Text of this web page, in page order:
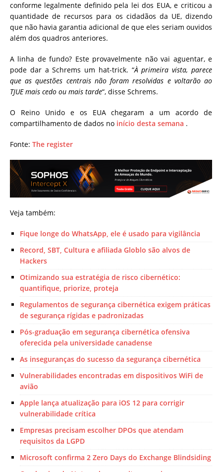
conforme legalmente definido pela lei dos EUA, e criticou a
quantidade de recursos para os cidadãos da UE, dizendo
que não havia garantia adicional de que eles seriam ouvidos
além dos quadros anteriores.
A linha de fundo? Este provavelmente não vai aguentar, e
pode dar a Schrems um hat-trick. “À primeira vista, parece
que as questões centrais não foram resolvidas e voltarão ao
TJUE mais cedo ou mais tarde“, disse Schrems.
O Reino Unido e os EUA chegaram a um acordo de
compartilhamento de dados no início desta semana .
Fonte: The register
Veja também:
Fique longe do WhatsApp, ele é usado para vigilância
Record, SBT, Cultura e afiliada Globlo são alvos de
Hackers
Otimizando sua estratégia de risco cibernético:
quantifique, priorize, proteja
Regulamentos de segurança cibernética exigem práticas
de segurança rígidas e padronizadas
Pós-graduação em segurança cibernética ofensiva
oferecida pela universidade canadense
As inseguranças do sucesso da segurança cibernética
Vulnerabilidades encontradas em dispositivos WiFi de
avião
Apple lança atualização para iOS 12 para corrigir
vulnerabilidade crítica
Empresas precisam escolher DPOs que atendam
requisitos da LGPD
Microsoft confirma 2 Zero Days do Exchange Blindsiding